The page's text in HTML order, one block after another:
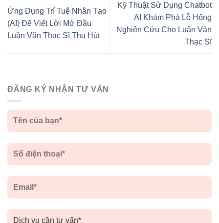
Ứng Dụng Trí Tuệ Nhân Tạo
(AI) Để Viết Lời Mở Đầu
Luận Văn Thạc Sĩ Thu Hút
Kỹ Thuật Sử Dụng Chatbot
AI Khám Phá Lỗ Hổng
Nghiên Cứu Cho Luận Văn
Thạc Sĩ
ĐĂNG KÝ NHẬN TƯ VẤN